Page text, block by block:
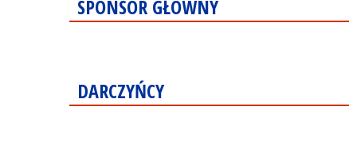
SPONSOR GŁÓWNY
DARCZYŃCY